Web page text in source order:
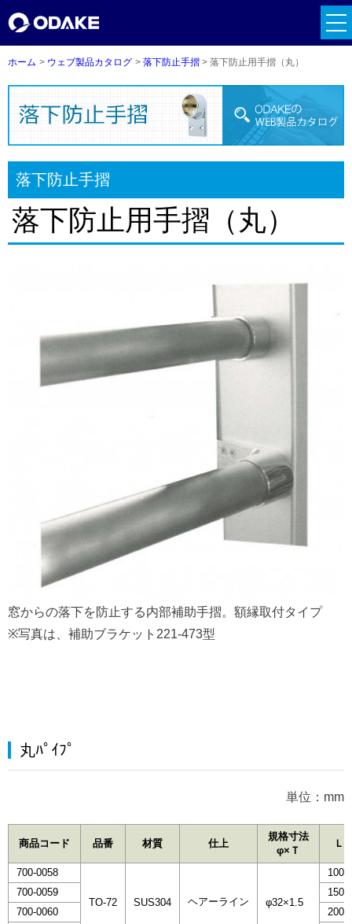
ホーム ウェブ製品カタログ 落下防止手摺 落下防止用手摺（丸）
落下防止手摺
落下防止用手摺（丸）
窓からの落下を防止する内部補助手摺。額縁取付タイプ
※写真は、補助ブラケット221-473型
丸ﾊﾟｲﾌﾟ
単位：mm
商品コード 品番 材質 仕上
規格寸法
φ×Ｔ
Ｌ
700-0058
TO-72 SUS304 ヘアーライン φ32×1.5
700-0059
700-0060